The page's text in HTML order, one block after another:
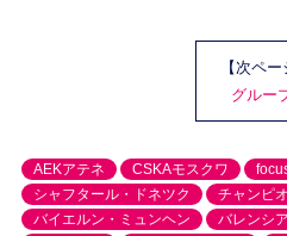
【次ペー
グルー
AEKアテネ CSKAモスクワ
シャフタール・ドネツク
チャンピ
バイエルン・ミュンヘン
バレンシア